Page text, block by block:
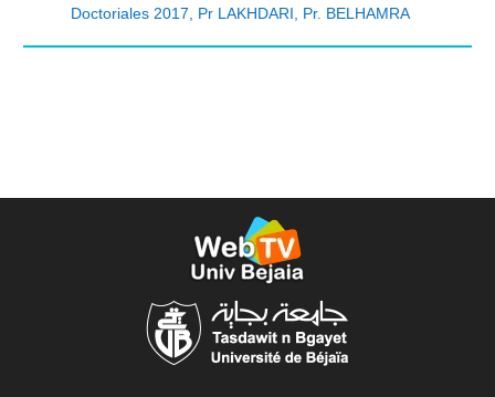
Doctoriales 2017 Pr LAKHDARI Pr. BELHAMRA